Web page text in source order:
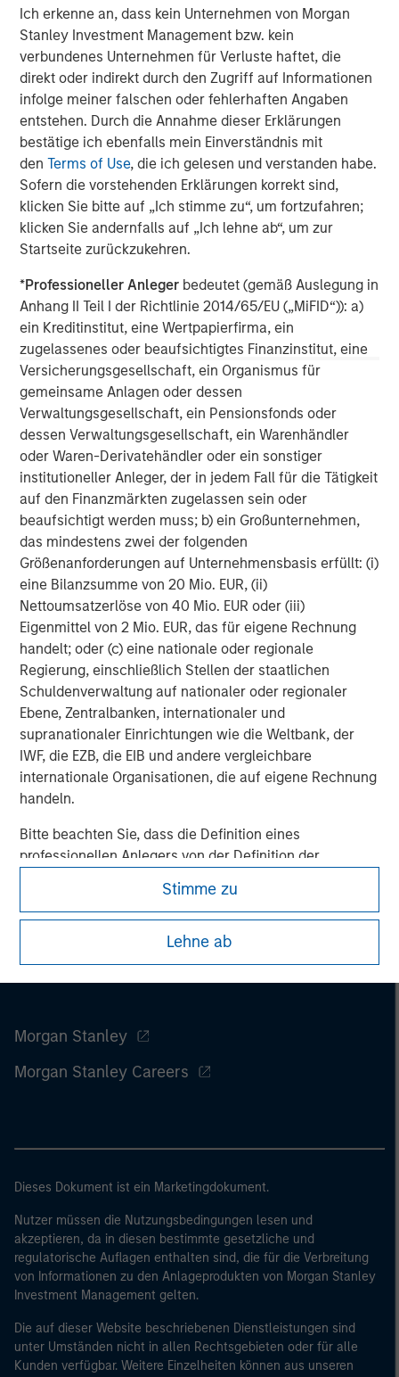
Ich erkenne an, dass kein Unternehmen von Morgan
Stanley Investment Management bzw. kein
verbundenes Unternehmen für Verluste haftet, die
direkt oder indirekt durch den Zugriff auf Informationen
infolge meiner falschen oder fehlerhaften Angaben
entstehen. Durch die Annahme dieser Erklärungen
bestätige ich ebenfalls mein Einverständnis mit
denTerms of Use, die ich gelesen und verstanden habe.
Sofern die vorstehenden Erklärungen korrekt sind,
klicken Sie bitte auf „Ich stimme zu“, um fortzufahren;
klicken Sie andernfalls auf „Ich lehne ab“, um zur
Startseite zurückzukehren.
*Professioneller Anleger bedeutet (gemäß Auslegung in
Anhang II Teil I der Richtlinie 2014/65/EU („MiFID“)): a)
ein Kreditinstitut, eine Wertpapierfirma, ein
zugelassenes oder beaufsichtigtes Finanzinstitut, eine
Versicherungsgesellschaft, ein Organismus für
gemeinsame Anlagen oder dessen
Verwaltungsgesellschaft, ein Pensionsfonds oder
dessen Verwaltungsgesellschaft, ein Warenhändler
oder Waren-Derivatehändler oder ein sonstiger
institutioneller Anleger, der in jedem Fall für die Tätigkeit
auf den Finanzmärkten zugelassen sein oder
beaufsichtigt werden muss; b) ein Großunternehmen,
das mindestens zwei der folgenden
Größenanforderungen auf Unternehmensbasis erfüllt: (i)
eine Bilanzsumme von 20 Mio. EUR, (ii)
Nettoumsatzerlöse von 40 Mio. EUR oder (iii)
Eigenmittel von 2 Mio. EUR, das für eigene Rechnung
handelt; oder (c) eine nationale oder regionale
Regierung, einschließlich Stellen der staatlichen
Schuldenverwaltung auf nationaler oder regionaler
Ebene, Zentralbanken, internationaler und
supranationaler Einrichtungen wie die Weltbank, der
IWF, die EZB, die EIB und andere vergleichbare
internationale Organisationen, die auf eigene Rechnung
handeln.
Bitte beachten Sie, dass die Definition eines
professionellen Anlegers von der Definition der
dem aus auf die Website zugegriffen wird.
Stimme zu
Lehne ab
informational and educational purposes and does not constitute
an offer or a recommendation to buy or sell any particular
security or to adopt any specific investment strategy. The
information herein has not been based on a consideration of any
individual investor circumstances and is not investment advice,
nor should it be construed in any way as tax, accounting, legal
or regulatory advice. To that end, investors should seek
independent legal and financial advice, including advice as to
tax consequences, before making any investment decision.
The Firm has not authorised financial intermediaries to use and
to distribute this material, unless such use and distribution is
made in accordance with applicable law and regulation.
Additionally, financial intermediaries are required to satisfy
themselves that the information in this material is appropriate for
any person to whom they provide this material in view of that
person’s circumstances and purpose. The Firm shall not be liable
by any such financial intermediary.
This material may be translated into other languages. Where
such a translation is made this English version remains definitive.
If there are any discrepancies between the English version and
any version of this material in another language, the English
version shall prevail.
The whole or any part of this material may not be directly or
indirectly reproduced, copied, modified, used to create a
derivative work, performed, displayed, published, posted,
licensed, framed, distributed or transmitted or any of its
contents disclosed to third parties without the Firm’s express
written consent. This material may not be linked to unless such
hyperlink is for personal and non-commercial use. All
information contained herein is proprietary and is protected
under copyright and other applicable law. Eaton Vance is part of
Morgan Stanley Investment Management. Morgan Stanley
Investment Management is the asset management division of
Morgan Stanley.
This material is only intended for and will only be distributed to
persons resident in jurisdictions where such distribution or
availability would not be contrary to local laws or regulations.
MSIM, the asset management division of Morgan Stanley (NYSE:
MS), and its affiliates have arrangements in place to market
each other’s products and services. Each MSIM affiliate is
regulated as appropriate in the jurisdiction it operates. MSIM’s
affiliates are: Eaton Vance Management (International) Limited,
Eaton Vance Advisers International Ltd, Calvert Research and
Management, Eaton Vance Management, Parametric Portfolio
Associates LLC and Atlanta Capital Management LLC.
Morgan Stanley
Morgan Stanley Careers
Dieses Dokument ist ein Marketingdokument.
Nutzer müssen die Nutzungsbedingungen lesen und
akzeptieren, da in diesen bestimmte gesetzliche und
regulatorische Auflagen enthalten sind, die für die Verbreitung
von Informationen zu den Anlageprodukten von Morgan Stanley
Investment Management gelten.
Die auf dieser Website beschriebenen Dienstleistungen sind
unter Umständen nicht in allen Rechtsgebieten oder für alle
Kunden verfügbar. Weitere Einzelheiten können aus unseren